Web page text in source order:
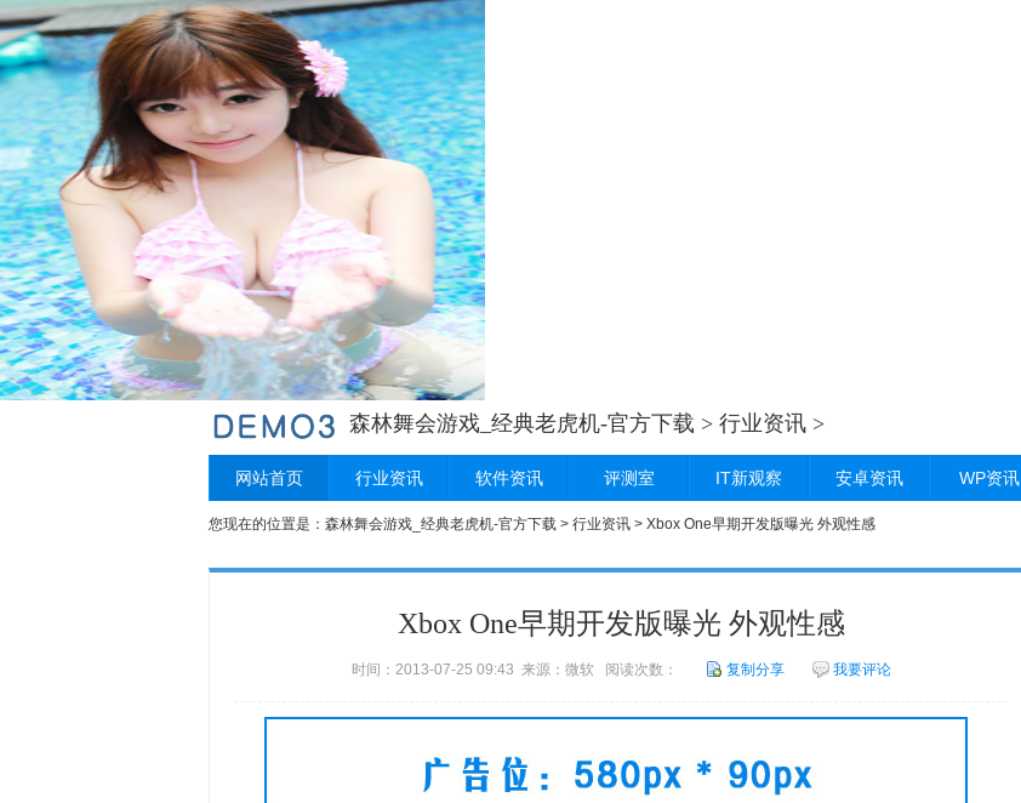
森林舞会游戏_经典老虎机-官方下载 > 行业资讯 >
网站首页 行业资讯 软件资讯 评测室 IT新观察 安卓资讯 WP资讯
您现在的位置是： 森林舞会游戏_经典老虎机-官方下载 > 行业资讯 > Xbox One早期开发版曝光 外观性感
Xbox One早期开发版曝光 外观性感
时间：2013-07-25 09:43 来源：微软 阅读次数： 复制分享 我要评论